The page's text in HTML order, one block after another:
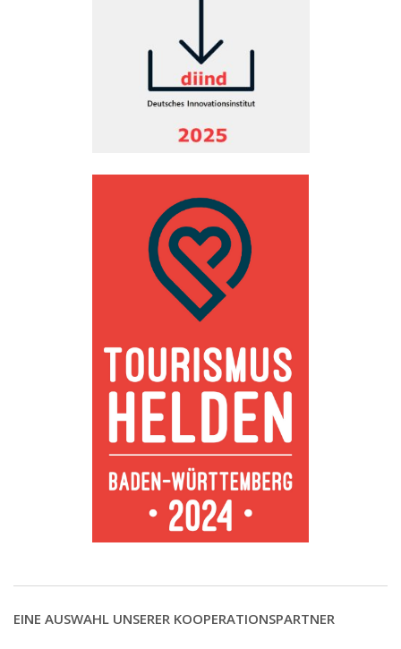
EINE AUSWAHL UNSERER KOOPERATIONSPARTNER